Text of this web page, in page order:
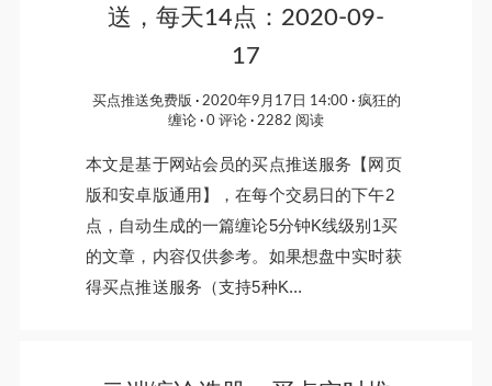
送，每天14点：2020-09-
17
买点推送免费版 2020年9月17日 14:00
疯狂的
缠论
0 评论 2282 阅读
本文是基于网站会员的买点推送服务【网页
版和安卓版通用】，在每个交易日的下午2
点，自动生成的一篇缠论5分钟K线级别1买
的文章，内容仅供参考。如果想盘中实时获
得买点推送服务（支持5种K...